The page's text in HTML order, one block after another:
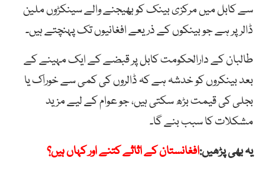
سے کابل میں مرکزی بینک کو بھیجنے والے سینکڑوں ملین
ڈالر پر ہے جو بینکوں کے ذریعے افغانیوں تک پہنچتے ہیں۔
طالبان کے دارالحکومت کابل پر قبضے کے ایک مہینے کے
بعد بینکروں کو خدشہ ہے کہ ڈالروں کی کمی سے خوراک یا
بجلی کی قیمت بڑھ سکتی ہیں، جو عوام کے لیے مزید
مشکلات کا سبب بنے گا۔
یہ بھی پڑھیں:افغانستان کے اثاثے کتنے اور کہاں ہیں؟